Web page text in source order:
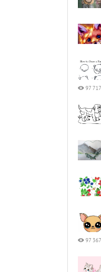
97 717
97 367